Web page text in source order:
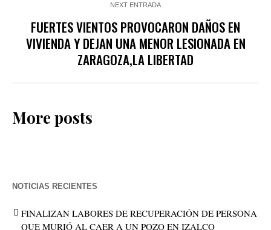
NEXT ENTRADA
FUERTES VIENTOS PROVOCARON DAÑOS EN
VIVIENDA Y DEJAN UNA MENOR LESIONADA EN
ZARAGOZA,LA LIBERTAD
More posts
NOTICIAS RECIENTES
FINALIZAN LABORES DE RECUPERACIÓN DE PERSONA
QUE MURIÓ AL CAER A UN POZO EN IZALCO